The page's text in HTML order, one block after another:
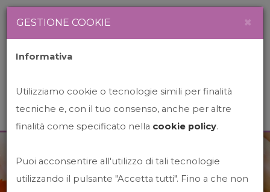
News&Events
GESTIONE COOKIE ×
Informativa
Utilizziamo cookie o tecnologie simili per finalità
tecniche e, con il tuo consenso, anche per altre
finalità come specificato nella cookie policy.
Puoi acconsentire all'utilizzo di tali tecnologie
utilizzando il pulsante "Accetta tutti". Fino a che non